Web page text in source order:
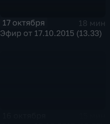
17 октября
18 мин
Эфир от 17.10.2015 (13.33)